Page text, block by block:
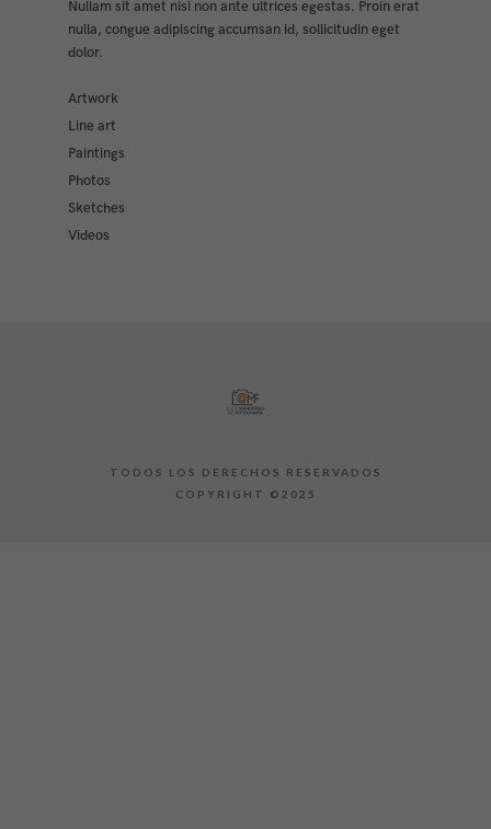
Nullam sit amet nisi non ante ultrices egestas. Proin erat
nulla, congue adipiscing accumsan id, sollicitudin eget
dolor.
Artwork
Line art
Paintings
Photos
Sketches
Videos
TODOS LOS DERECHOS RESERVADOS
COPYRIGHT ©2025